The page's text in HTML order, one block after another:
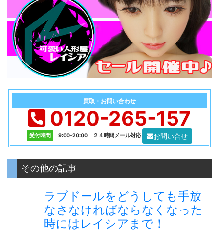
買取・お問い合わせ
0120-265-157
受付時間 9:00-20:00 ２４時間メール対応 お問い合せ
その他の記事
ラブドールをどうしても手放
なさなければならなくなった
時にはレイシアまで！